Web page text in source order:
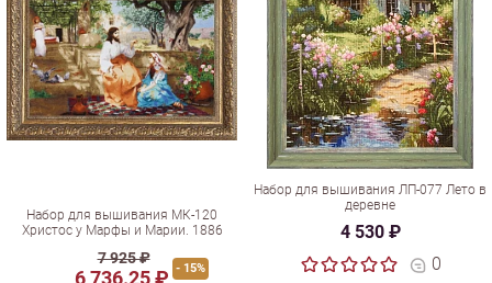
Набор для вышивания МК-120
Христос у Марфы и Марии. 1886
7 925 ₽
6 736.25 ₽ - 15%
Набор для вышивания ЛП-077 Лето в
деревне
4 530 ₽
0